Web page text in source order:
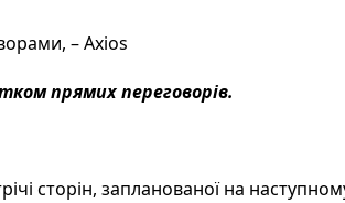
– Axios
прямих переговорів.
сторін, запланованої на